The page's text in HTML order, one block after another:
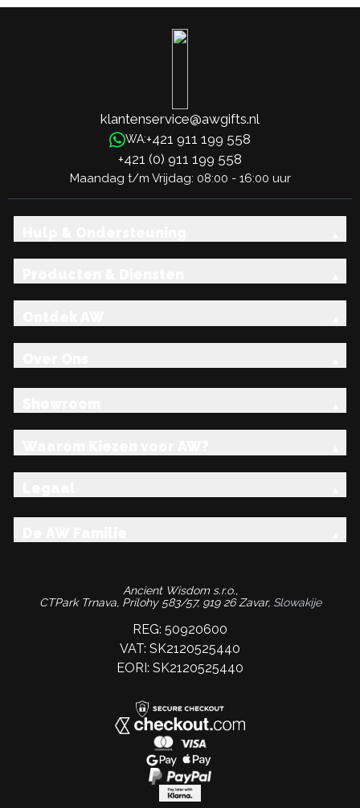
klantenservice@awgifts.nl
WA:+421 911 199 558
+421 (0) 911 199 558
Maandag t/m Vrijdag: 08:00 - 16:00 uur
Ancient Wisdom s.r.o.,
CTPark Trnava, Prílohy 583/57, 919 26 Zavar, Slowakije
REG: 50920600
VAT: SK2120525440
EORI: SK2120525440